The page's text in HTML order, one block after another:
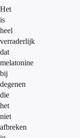
Het
is
heel
verraderlijk
dat
melatonine
bij
degenen
die
het
niet
afbreken